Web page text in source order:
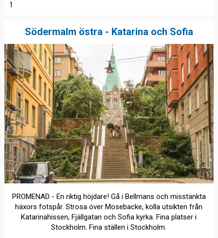
1
Södermalm östra - Katarina och Sofia
PROMENAD - En riktig höjdare! Gå i Bellmans och misstänkta
häxors fotspår. Strosa över Mosebacke, kolla utsikten från
Katarinahissen, Fjällgatan och Sofia kyrka. Fina platser i
Stockholm. Fina ställen i Stockholm.